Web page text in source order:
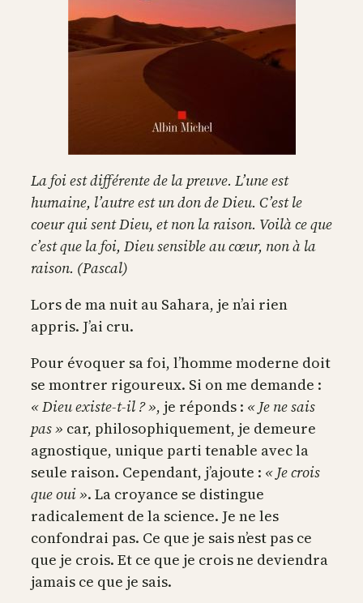
La foi est différente de la preuve. L’une est
humaine, l’autre est un don de Dieu. C’est le
coeur qui sent Dieu, et non la raison. Voilà ce que
c’est que la foi, Dieu sensible au cœur, non à la
raison. (Pascal)
Lors de ma nuit au Sahara, je n’ai rien
appris. J’ai cru.
Pour évoquer sa foi, l’homme moderne doit
se montrer rigoureux. Si on me demande :
« Dieu existe-t-il ? », je réponds : « Je ne sais
pas » car, philosophiquement, je demeure
agnostique, unique parti tenable avec la
seule raison. Cependant, j’ajoute : « Je crois
que oui ». La croyance se distingue
radicalement de la science. Je ne les
confondrai pas. Ce que je sais n’est pas ce
que je crois. Et ce que je crois ne deviendra
jamais ce que je sais.